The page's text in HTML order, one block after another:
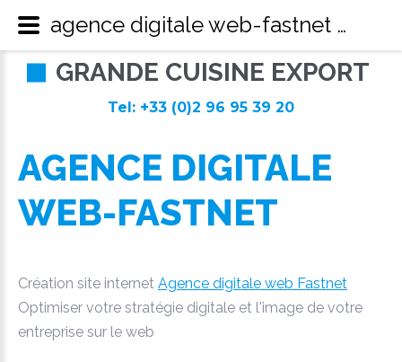
GRANDE CUISINE EXPORT
Tel: +33 (0)2 96 95 39 20
AGENCE DIGITALE
WEB-FASTNET
Création site internet Agence digitale web Fastnet
Optimiser votre stratégie digitale et l'image de votre
entreprise sur le web
agence digitale web-fastnet - Grande Cuisine Export